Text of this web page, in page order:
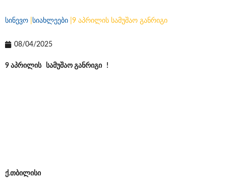
სინევო სიახლეები 9 აპრილის სამუშაო განრიგი
08/04/2025
9 აპრილის სამუშაო განრიგი !
ქ.თბილისი